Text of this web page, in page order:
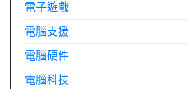
電子遊戲
電腦支援
電腦硬件
電腦科技